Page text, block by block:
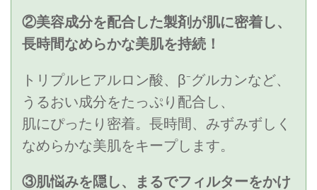
②美容成分を配合した製剤が肌に密着し、
長時間なめらかな美肌を持続！
トリプルヒアルロン酸、β⁻グルカンなど、
うるおい成分をたっぷり配合し、
肌にぴったり密着。長時間、みずみずしく
なめらかな美肌をキープします。
③肌悩みを隠し、まるでフィルターをかけ